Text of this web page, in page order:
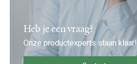
Heb je een vraag?
Onze productexperts staan klaar!